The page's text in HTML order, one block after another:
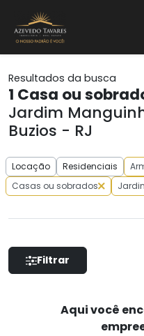
Resultados da busca
1 Casa ou
Jardim
Buzios - RJ
Locação Residenciais
Casas ou sobrados
Filtrar
Aqui você